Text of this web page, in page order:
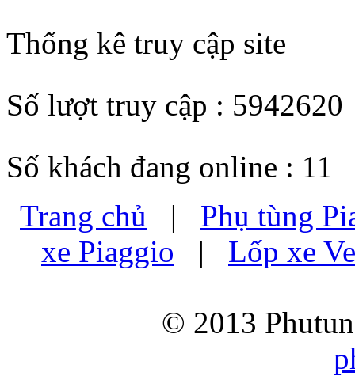
Thống kê truy cập site
Số lượt truy cập : 5942620
Số khách đang online : 11
Trang chủ | Phụ tùng
xe Piaggio | Lốp xe
© 2013